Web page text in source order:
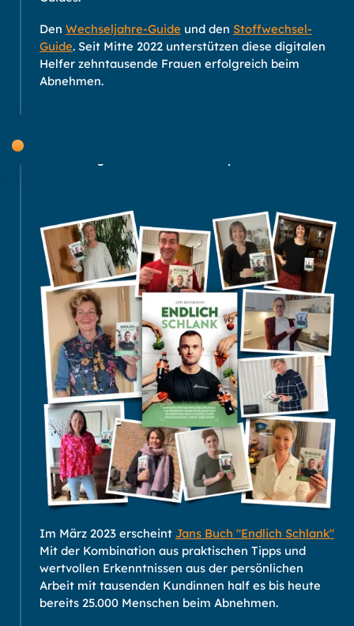
Den Wechseljahre-Guide und den Stoffwechsel-
Guide. Seit Mitte 2022 unterstützen diese digitalen
Helfer zehntausende Frauen erfolgreich beim
Abnehmen.
Im März 2023 erscheint Jans Buch "Endlich Schlank"
Mit der Kombination aus praktischen Tipps und
wertvollen Erkenntnissen aus der persönlichen
Arbeit mit tausenden Kundinnen half es bis heute
bereits 25.000 Menschen beim Abnehmen.